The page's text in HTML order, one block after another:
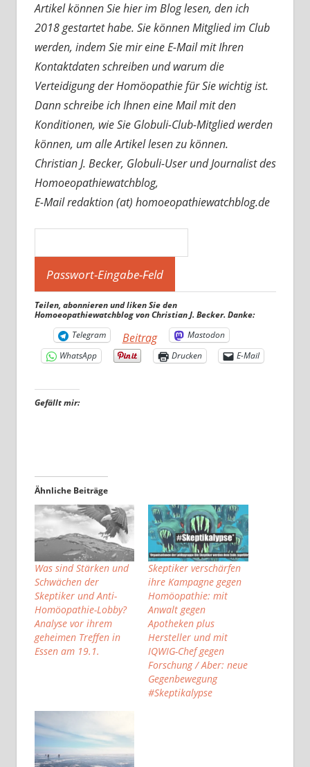
Artikel können Sie hier im Blog lesen, den ich
2018 gestartet habe. Sie können Mitglied im Club
werden, indem Sie mir eine E-Mail mit Ihren
Kontaktdaten schreiben und warum die
Verteidigung der Homöopathie für Sie wichtig ist.
Dann schreibe ich Ihnen eine Mail mit den
Konditionen, wie Sie Globuli-Club-Mitglied werden
können, um alle Artikel lesen zu können.
Christian J. Becker, Globuli-User und Journalist des
Homoeopathiewatchblog,
E-Mail redaktion (at) homoeopathiewatchblog.de
Teilen, abonnieren und liken Sie den
Homoeopathiewatchblog von Christian J. Becker. Danke:
Telegram
Beitrag
Mastodon
WhatsApp
Drucken E-Mail
Gefällt mir:
Ähnliche Beiträge
Was sind Stärken und
Schwächen der
Skeptiker und Anti-
Homöopathie-Lobby?
Analyse vor ihrem
geheimen Treffen in
Essen am 19.1.
Skeptiker verschärfen
ihre Kampagne gegen
Homöopathie: mit
Anwalt gegen
Apotheken plus
Hersteller und mit
IQWIG-Chef gegen
Forschung / Aber: neue
Gegenbewegung
#Skeptikalypse